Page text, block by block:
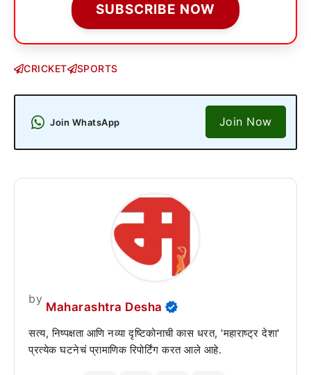
SUBSCRIBE NOW
CRICKET SPORTS
Join WhatsApp Join Now
by
Maharashtra Desha
सत्य, निष्पक्षता आणि नव्या दृष्टिकोनाची कास धरत, 'महाराष्ट्र देशा'
प्रत्येक घटनेचं प्रामाणिक रिपोर्टिंग करत आले आहे.